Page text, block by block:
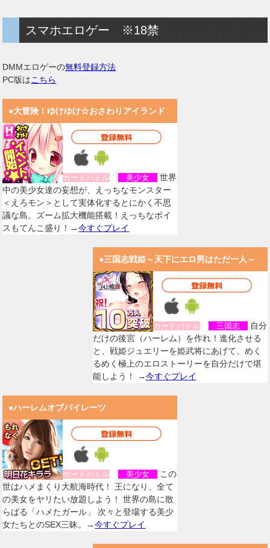
スマホエロゲー ※18禁
DMMエロゲーの無料登録方法
PC版はこちら
●大冒険！ゆけゆけ☆おさわりアイランド
カードバトル 美少女
世界
中の美少女達の妄想が、えっちなモンスター
＜えろモン＞として実体化するとにかく不思
議な島。ズーム拡大機能搭載！えっちなボイ
スもてんこ盛り！→今すぐプレイ
●三国志戦姫～天下にエロ男はただ一人～
カードバトル 三国志
自分
だけの後宮（ハーレム）を作れ！進化させる
と、戦姫ジュエリーを姫武将にあげて、めく
るめく極上のエロストーリーを自分だけで堪
能しよう！ →今すぐプレイ
●ハーレムオブパイレーツ
カードバトル 美少女
この
世はハメまくり大航海時代！ 王になり、全て
の美女をヤリたい放題しよう！ 世界の島に散
らばる「ハメたガール」 次々と登場する美少
女たちとのSEX三昧。→今すぐプレイ